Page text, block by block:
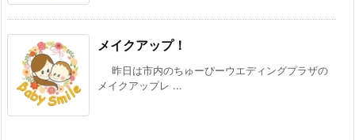
メイクアップ！
昨日は市内のちゅーぴーウエディングプラザの
メイクアップレ ...